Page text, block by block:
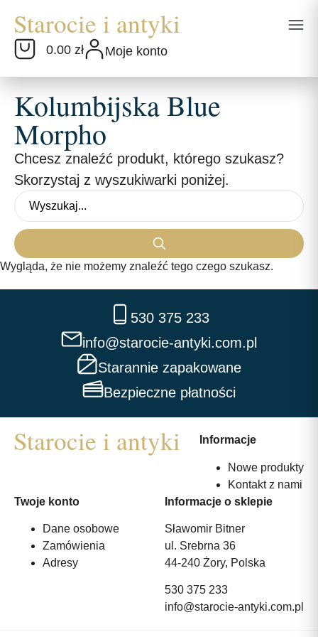
0.00 zł Moje konto
Kolumbijska Blue
Morpho
Chcesz znaleźć produkt, którego szukasz?
Skorzystaj z wyszukiwarki poniżej.
Wygląda, że nie możemy znaleźć tego czego szukasz.
530 375 233
info@starocie-antyki.com.pl
Starannie zapakowane
Bezpieczne płatności
Informacje
Nowe produkty
Kontakt z nami
Twoje konto
Dane osobowe
Zamówienia
Adresy
Informacje o sklepie
Sławomir Bitner
ul. Srebrna 36
44-240 Żory, Polska
530 375 233
info@starocie-antyki.com.pl